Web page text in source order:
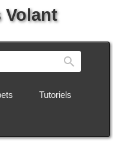
Volant
Tutoriels